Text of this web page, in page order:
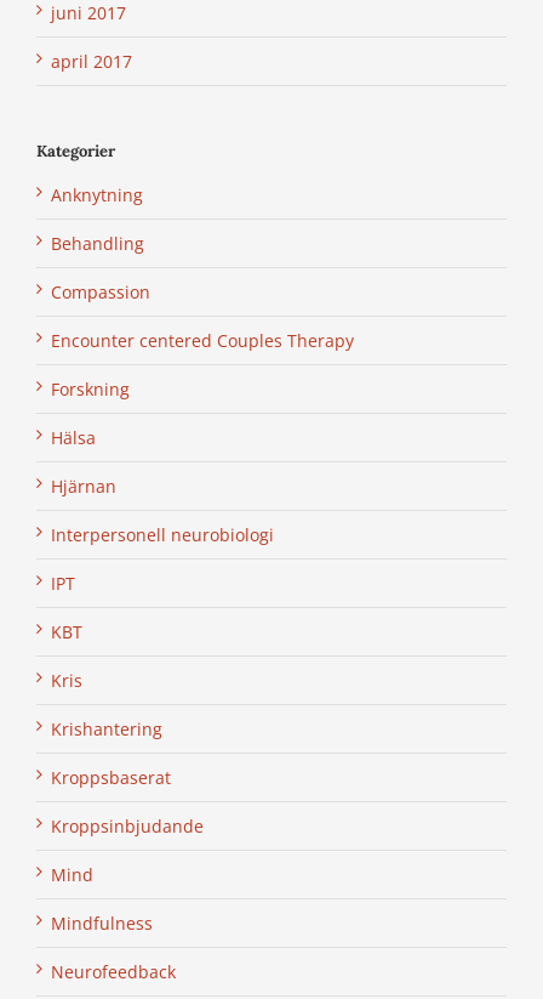
juni 2017
april 2017
Kategorier
Anknytning
Behandling
Compassion
Encounter centered Couples Therapy
Forskning
Hälsa
Hjärnan
Interpersonell neurobiologi
IPT
KBT
Kris
Krishantering
Kroppsbaserat
Kroppsinbjudande
Mind
Mindfulness
Neurofeedback